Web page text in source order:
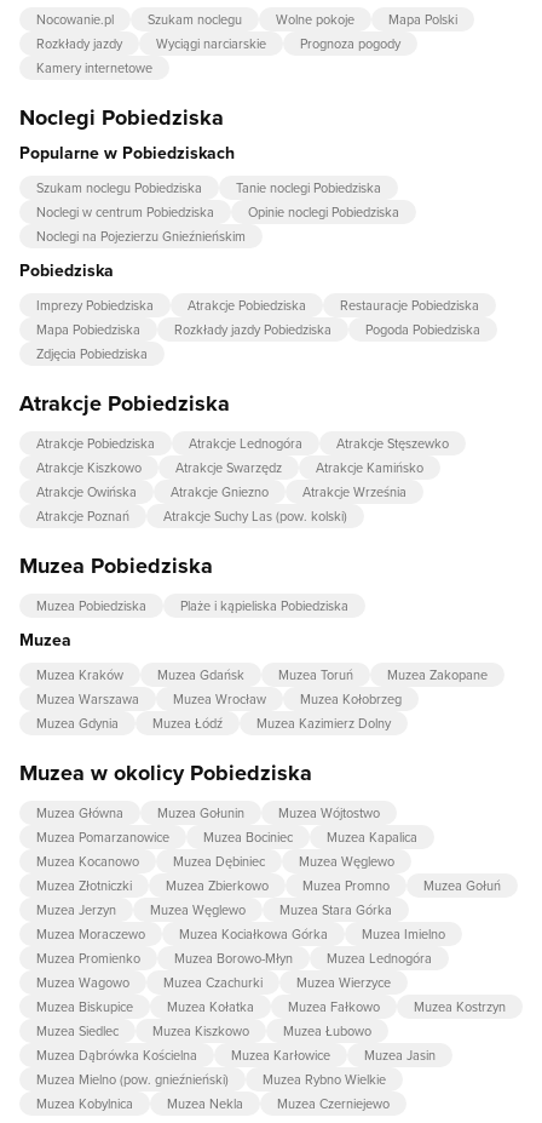
Nocowanie.pl Szukam noclegu Wolne pokoje
Mapa Polski
Rozkłady jazdy
Wyciągi narciarskie
Prognoza pogody
Kamery internetowe
Noclegi Pobiedziska
Popularne w Pobiedziskach
Szukam noclegu Pobiedziska
Tanie noclegi Pobiedziska
Noclegi w centrum Pobiedziska
Opinie noclegi Pobiedziska
Noclegi na Pojezierzu Gnieźnieńskim
Pobiedziska
Imprezy Pobiedziska Atrakcje Pobiedziska
Restauracje Pobiedziska
Mapa Pobiedziska
Rozkłady jazdy Pobiedziska
Pogoda Pobiedziska
Zdjęcia Pobiedziska
Atrakcje Pobiedziska
Atrakcje Pobiedziska Atrakcje Lednogóra
Atrakcje Stęszewko
Atrakcje Kiszkowo
Atrakcje Swarzędz
Atrakcje Kamińsko
Atrakcje Owińska
Atrakcje Gniezno
Atrakcje Września
Atrakcje Poznań
Atrakcje Suchy Las (pow. kolski)
Muzea Pobiedziska
Muzea Pobiedziska Plaże i kąpieliska Pobiedziska
Muzea
Muzea Kraków Muzea Gdańsk Muzea Toruń
Muzea Zakopane
Muzea Warszawa
Muzea Wrocław
Muzea Kołobrzeg
Muzea Gdynia
Muzea Łódź Muzea Kazimierz Dolny
Muzea w okolicy Pobiedziska
Muzea Główna Muzea Gołunin
Muzea Wójtostwo
Muzea Pomarzanowice
Muzea Bociniec
Muzea Kapalica
Muzea Kocanowo
Muzea Dębiniec
Muzea Węglewo
Muzea Złotniczki
Muzea Zbierkowo Muzea Promno
Muzea Gołuń
Muzea Jerzyn
Muzea Węglewo
Muzea Stara Górka
Muzea Moraczewo
Muzea Kociałkowa Górka
Muzea Imielno
Muzea Promienko
Muzea Borowo-Młyn
Muzea Lednogóra
Muzea Wagowo
Muzea Czachurki
Muzea Wierzyce
Muzea Biskupice
Muzea Kołatka Muzea Fałkowo
Muzea Kostrzyn
Muzea Siedlec
Muzea Kiszkowo
Muzea Łubowo
Muzea Dąbrówka Kościelna
Muzea Karłowice
Muzea Jasin
Muzea Mielno (pow. gnieźnieński)
Muzea Rybno Wielkie
Muzea Kobylnica
Muzea Nekla Muzea Czerniejewo